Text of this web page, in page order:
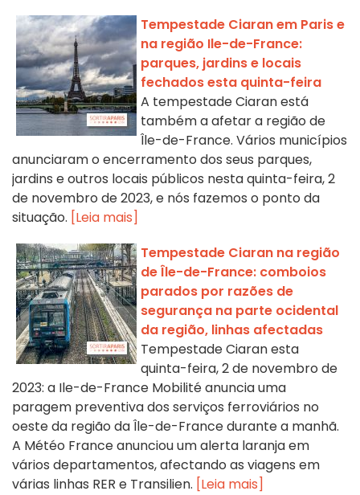
Tempestade Ciaran em Paris e
na região Ile-de-France:
parques, jardins e locais
fechados esta quinta-feira
A tempestade Ciaran está
também a afetar a região de
Île-de-France. Vários municípios
anunciaram o encerramento dos seus parques,
jardins e outros locais públicos nesta quinta-feira, 2
de novembro de 2023, e nós fazemos o ponto da
situação. [Leia mais]
Tempestade Ciaran na região
de Île-de-France: comboios
parados por razões de
segurança na parte ocidental
da região, linhas afectadas
Tempestade Ciaran esta
quinta-feira, 2 de novembro de
2023: a Ile-de-France Mobilité anuncia uma
paragem preventiva dos serviços ferroviários no
oeste da região da Île-de-France durante a manhã.
A Météo France anunciou um alerta laranja em
vários departamentos, afectando as viagens em
várias linhas RER e Transilien. [Leia mais]